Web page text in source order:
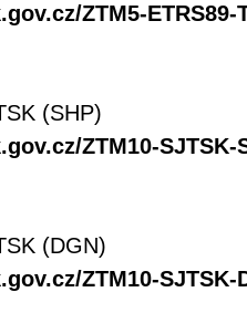
ZTM5-ETRS89-
(SHP)
ZTM10-SJTSK-
(DGN)
ZTM10-SJTSK-